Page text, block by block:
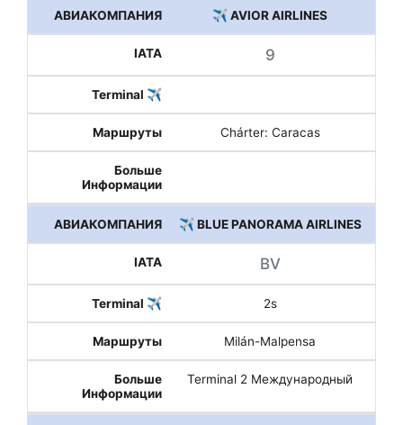
✈️ AVIOR AIRLINES
9
Chárter: Caracas
✈️ BLUE PANORAMA AIRLINES
BV
2s
Milán-Malpensa
Terminal 2 Международный